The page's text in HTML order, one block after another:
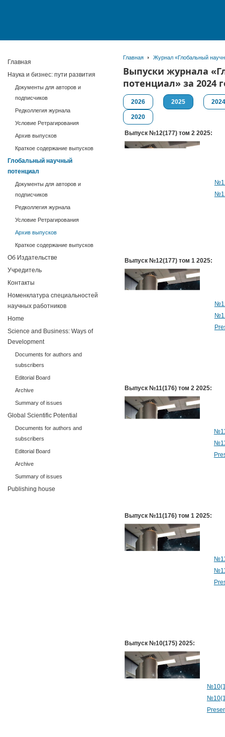
Главная Журнал «Глобальный
Выпуски журнала
потенциал» за 2024
2026 2025 2024
2020
Выпуск №12(177) том 2 2025:
Выпуск №12(177) том 1 2025:
Выпуск №11(176) том 2 2025:
Выпуск №11(176) том 1 2025:
Выпуск №10(175) 2025:
Главная
Наука и бизнес: пути развития
Документы для авторов и
подписчиков
Редколлегия журнала
Условие Ретрагирования
Архив выпусков
Краткое содержание выпусков
Глобальный научный
потенциал
Документы для авторов и
подписчиков
Редколлегия журнала
Условие Ретрагирования
Архив выпусков
Краткое содержание выпусков
Об Издательстве
Учредитель
Контакты
Номенклатура специальностей
научных работников
Home
Science and Business: Ways of
Development
Documents for authors and
subscribers
Editorial Board
Archive
Summary of issues
Global Scientific Potential
Documents for authors and
subscribers
Editorial Board
Archive
Summary of issues
Publishing house